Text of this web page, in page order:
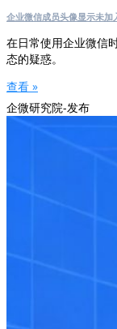
企业微信成员头像显示未
在日常使用企业微信
态的疑惑。
查看 »
企微研究院-发布